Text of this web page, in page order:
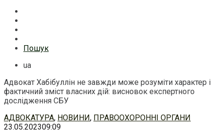
Пошук
ua
Адвокат Хабібуллін не завжди може розуміти характер і
фактичний зміст власних дій: висновок експертного
дослідження СБУ
Перейти
до
АДВОКАТУРА, НОВИНИ, ПРАВООХОРОННІ ОРГАНИ
23.05.202309:09